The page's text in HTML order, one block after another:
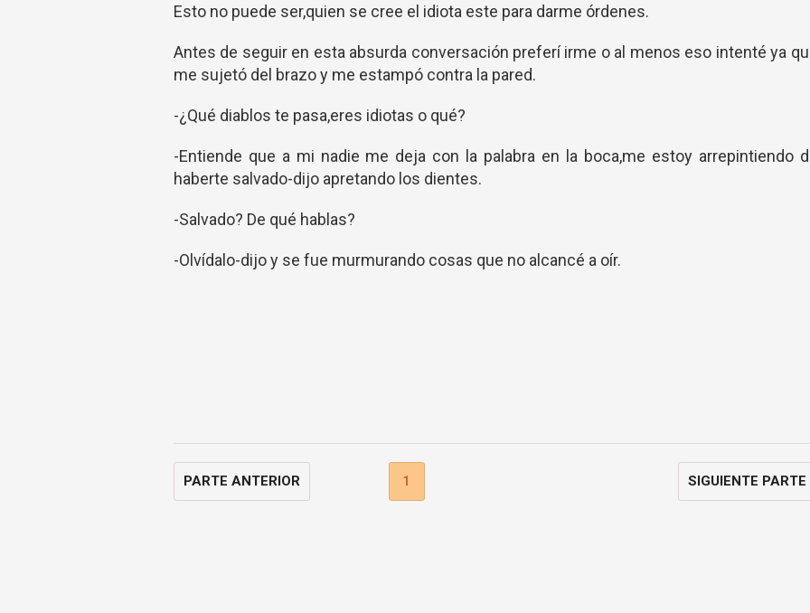
Esto no puede ser,quien se cree el idiota este para darme órdenes.
Antes de seguir en esta absurda conversación preferí irme o al menos eso intenté ya
me sujetó del brazo y me estampó contra la pared.
-¿Qué diablos te pasa,eres idiotas o qué?
-Entiende que a mi nadie me deja con la palabra en la boca,me estoy arrepintiendo
haberte salvado-dijo apretando los dientes.
-Salvado? De qué hablas?
-Olvídalo-dijo y se fue murmurando cosas que no alcancé a oír.
PARTE ANTERIOR 1 SIGUIENTE PARTE